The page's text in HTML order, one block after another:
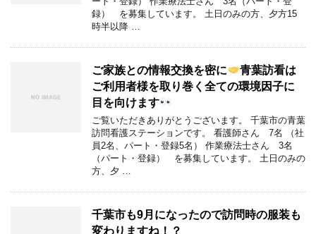
録） を募集しています。 土日のみの方、夕方15
時半以降 …
ご家族との情報交換を密に
青葉訪看は
ご利用者様を取り巻く全ての環境因子に
目を向けます
ご覧いただきありがとうございます。 千葉市の青葉
訪問看護ステーションです。 看護師さん 7名 （社
員2名、パート・登録5名） 作業療法士さん 3名
（パート・登録） を募集しています。 土日のみの
方、夕 …
千葉市も9月になったので訪問時の服装も
変わりますね！？